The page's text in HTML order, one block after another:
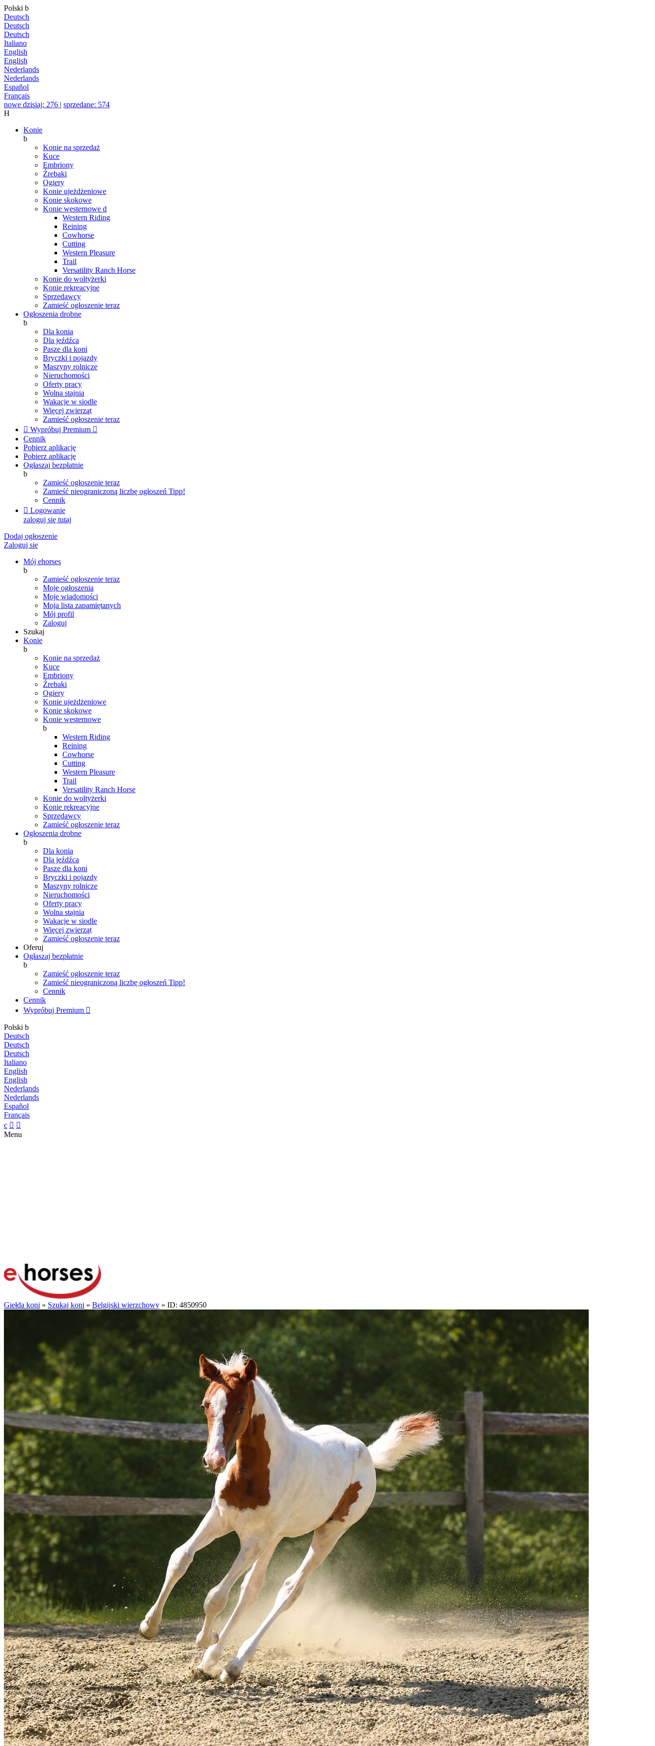
Polski b
Deutsch
Deutsch
Deutsch
Italiano
English
English
Nederlands
Nederlands
Español
Français
nowe dzisiaj: 276 | sprzedane: 574
H
Konie
b
Konie na sprzedaż
Kuce
Embriony
Źrebaki
Ogiery
Konie ujeżdżeniowe
Konie skokowe
Konie westernowe d
Western Riding
Reining
Cowhorse
Cutting
Western Pleasure
Trail
Versatility Ranch Horse
Konie do woltyżerki
Konie rekreacyjne
Sprzedawcy
Zamieść ogłoszenie teraz
Ogłoszenia drobne
b
Dla konia
Dla jeźdźca
Pasze dla koni
Bryczki i pojazdy
Maszyny rolnicze
Nieruchomości
Oferty pracy
Wolna stajnia
Wakacje w siodle
Więcej zwierząt
Zamieść ogłoszenie teraz
 Wypróbuj Premium 
Cennik
Pobierz aplikację
Pobierz aplikację
Ogłaszaj bezpłatnie
b
Zamieść ogłoszenie teraz
Zamieść nieograniczoną liczbę ogłoszeń Tipp!
Cennik
 Logowanie
zaloguj się tutaj
Dodaj ogłoszenie
Zaloguj się
Mój ehorses
b
Zamieść ogłoszenie teraz
Moje ogłoszenia
Moje wiadomości
Moja lista zapamiętanych
Mój profil
Zaloguj
Szukaj
Konie
b
Konie na sprzedaż
Kuce
Embriony
Źrebaki
Ogiery
Konie ujeżdżeniowe
Konie skokowe
Konie westernowe
b
Western Riding
Reining
Cowhorse
Cutting
Western Pleasure
Trail
Versatility Ranch Horse
Konie do woltyżerki
Konie rekreacyjne
Sprzedawcy
Zamieść ogłoszenie teraz
Ogłoszenia drobne
b
Dla konia
Dla jeźdźca
Pasze dla koni
Bryczki i pojazdy
Maszyny rolnicze
Nieruchomości
Oferty pracy
Wolna stajnia
Wakacje w siodle
Więcej zwierząt
Zamieść ogłoszenie teraz
Oferuj
Ogłaszaj bezpłatnie
b
Zamieść ogłoszenie teraz
Zamieść nieograniczoną liczbę ogłoszeń Tipp!
Cennik
Cennik
Wypróbuj Premium 
Polski b
Deutsch
Deutsch
Deutsch
Italiano
English
English
Nederlands
Nederlands
Español
Français
c  
Menu
Giełda koni » Szukaj koni » Belgijski wierzchowy » ID: 4850950